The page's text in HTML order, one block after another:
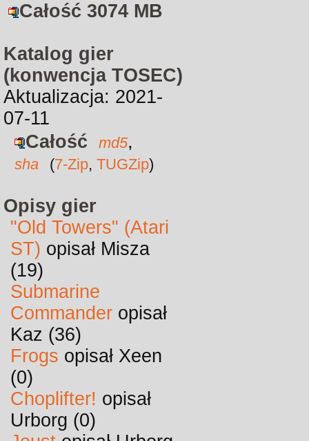
Całość 3074 MB
Katalog gier
(konwencja TOSEC)
Aktualizacja: 2021-
07-11
Całość
md5,
sha (7-Zip, TUGZip)
Opisy gier
"Old Towers" (Atari
ST) opisał Misza
(19)
Submarine
Commander opisał
Kaz (36)
Frogs opisał Xeen
(0)
Choplifter! opisał
Urborg (0)